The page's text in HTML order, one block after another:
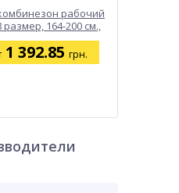
рабочий
размер, 164-200 см.,
Neo 81-240
1 392.85 грн.